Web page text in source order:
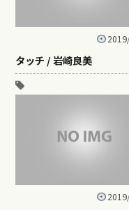
タッチ / 岩崎良美